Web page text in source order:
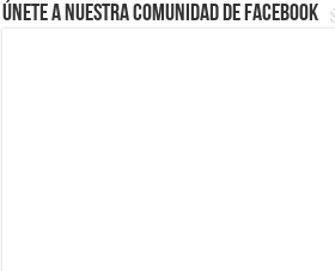
Únete a nuestra comunidad de Facebook